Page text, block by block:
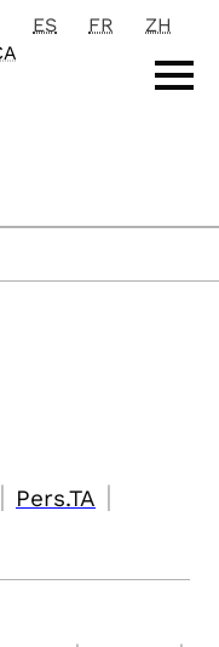
ES FR
ZH
| Pers.TA |